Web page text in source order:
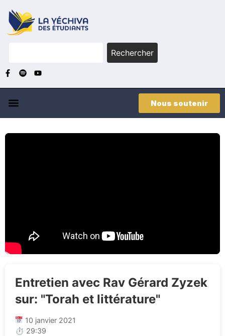
Rechercher
Nous soutenir
Entretien avec Rav Gérard Zyzek
sur: "Torah et littérature"
10 janvier 2021
⏱ 29:39